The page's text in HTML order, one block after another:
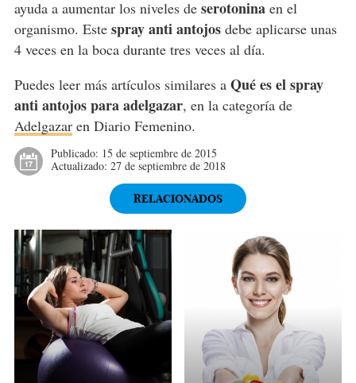
ayuda a aumentar los niveles deserotoninaen el
organismo. Estespray anti antojosdebe aplicarse unas
4 veces en la boca durante tres veces al día.
Puedes leer más artículos similares a Qué es el spray
anti antojos para adelgazar, en la categoría de
Adelgazaren Diario Femenino.
Publicado: 15 de septiembre de 2015
Actualizado: 27 de septiembre de 2018
RELACIONADOS